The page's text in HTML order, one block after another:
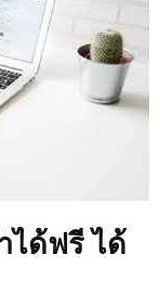
ได้ฟรี ได้